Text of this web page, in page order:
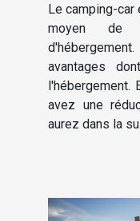
Le camping-
moyen de
avantages
l'hébergement.
avez une
aurez dans la